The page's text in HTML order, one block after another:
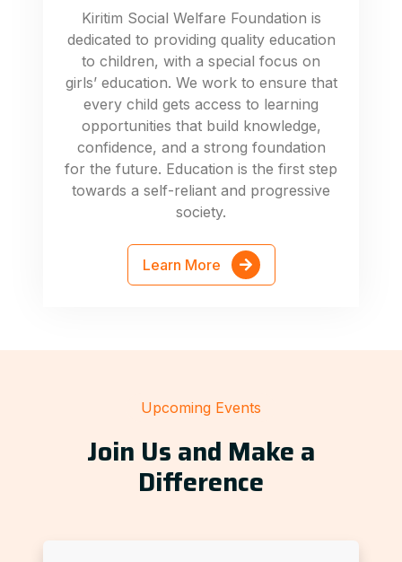
Kiritim Social Welfare Foundation is
dedicated to providing quality education
to children, with a special focus on
girls’ education. We work to ensure that
every child gets access to learning
opportunities that build knowledge,
confidence, and a strong foundation
for the future. Education is the first step
towards a self-reliant and progressive
society.
Learn More
Upcoming Events
Join Us and Make a
Difference